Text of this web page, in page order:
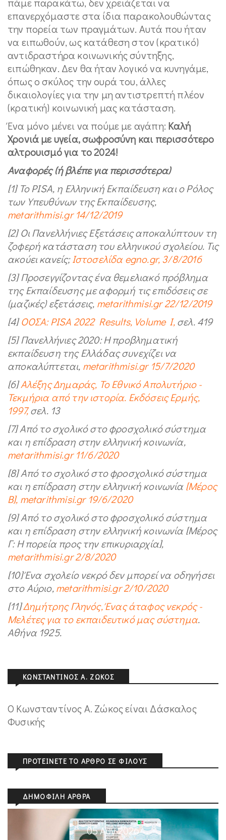
επανερχόμαστε στα ίδια παρακολουθώντας
την πορεία των πραγμάτων. Αυτά που ήταν
να ειπωθούν, ως κατάθεση στον (κρατικό)
αντιδραστήρα κοινωνικής σύντηξης,
ειπώθηκαν. Δεν θα ήταν λογικό να κυνηγάμε,
όπως ο σκύλος την ουρά του, άλλες
δικαιολογίες για την μη αντιστρεπτή πλέον
(κρατική) κοινωνική μας κατάσταση.
Ένα μόνο μένει να πούμε με αγάπη: Καλή
Χρονιά με υγεία, σωφροσύνη και περισσότερο
αλτρουισμό για το 2024!
Αναφορές (ή βλέπε για περισσότερα)
[1] Το PISA, η Ελληνική Εκπαίδευση και ο Ρόλος
των Υπευθύνων της Εκπαίδευσης,
metarithmisi.gr 14/12/2019
[2] Οι Πανελλήνιες Εξετάσεις αποκαλύπτουν τη
ζοφερή κατάσταση του ελληνικού σχολείου. Τις
ακούει κανείς;Ιστοσελίδα egno.gr, 3/8/2016
[3] Προσεγγίζοντας ένα θεμελιακό πρόβλημα
της Εκπαίδευσης με αφορμή τις επιδόσεις σε
(μαζικές) εξετάσεις, metarithmisi.gr 22/12/2019
[4]ΟΟΣΑ: PISA 2022 Results, Volume I,σελ. 419
[5] Πανελλήνιες 2020: Η προβληματική
εκπαίδευση της Ελλάδας συνεχίζει να
αποκαλύπτεται, metarithmisi.gr 15/7/2020
[6]Αλέξης Δημαράς, Το Εθνικό Απολυτήριο -
Τεκμήρια από την ιστορία. Εκδόσεις Ερμής,
1997,σελ. 13
[7] Από το σχολικό στο φροσχολικό σύστημα
και η επίδραση στην ελληνική κοινωνία,
metarithmisi.gr 11/6/2020
[8] Από το σχολικό στο φροσχολικό σύστημα
και η επίδραση στην ελληνική κοινωνία[Μέρος
Β], metarithmisi.gr 19/6/2020
[9] Από το σχολικό στο φροσχολικό σύστημα
και η επίδραση στην ελληνική κοινωνία [Μέρος
Γ: Η πορεία προς την επικυριαρχία],
metarithmisi.gr 2/8/2020
[10] Ένα σχολείο νεκρό δεν μπορεί να οδηγήσει
στο Αύριο,metarithmisi.gr 2/10/2020
[11]Δημήτρης Γληνός, Ένας άταφος νεκρός -
Μελέτες για το εκπαιδευτικό μας σύστημα.
Αθήνα 1925.
ΚΩΝΣΤΑΝΤΊΝΟΣ Α. ΖΏΚΟΣ
Ο Κωνσταντίνος Α. Ζώκος είναι Δάσκαλος
Φυσικής
ΠΡΟΤΕΊΝΕΤΕ ΤΟ ΆΡΘΡΟ ΣΕ ΦΊΛΟΥΣ
ΔΗΜΟΦΙΛΉ ΆΡΘΡΑ
05 Αυγ 2026